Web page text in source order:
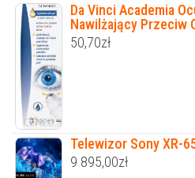
Da Vinci Academia
Nawilżający Przeciw
50,70zł
Telewizor Sony XR-
9 895,00zł